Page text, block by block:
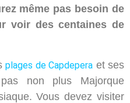
même pas besoin de
voir des centaines de
plages de Capdepera et ses
non plus Majorque
Vous devez visiter